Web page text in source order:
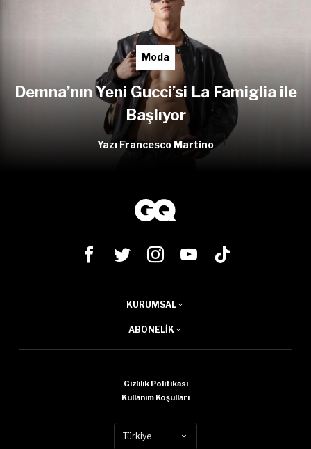
Moda
Demna’nın Yeni Gucci’si La Famiglia ile
Başlıyor
Yazı Francesco Martino
KURUMSAL
ABONELIK
Gizlilik Politikası
Kullanım Koşulları
Türkiye